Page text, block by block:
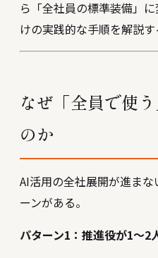
ら「全社員の標準装備」
けの実践的な手順を解説す
なぜ「全員で使
のか
AI活用の全社展開が進ま
ーンがある。
パターン1：推進役が1〜2